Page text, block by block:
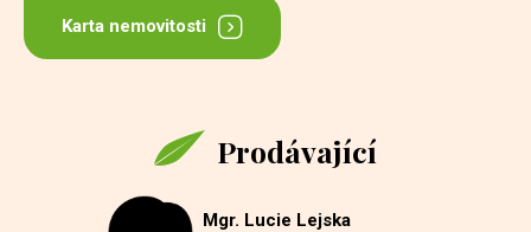
Karta nemovitosti
Prodávající
Mgr. Lucie Lejska